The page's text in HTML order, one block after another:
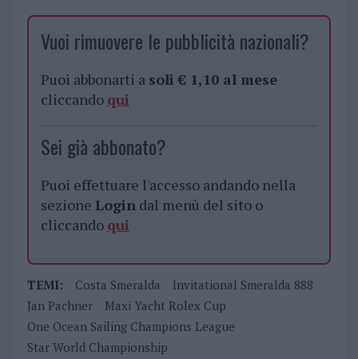
Vuoi rimuovere le pubblicità nazionali?
Puoi abbonarti a soli € 1,10 al mese
cliccando qui
Sei già abbonato?
Puoi effettuare l'accesso andando nella
sezione Logindal menù del sito o
cliccando qui
TEMI: Costa Smeralda
Invitational Smeralda 888
Jan Pachner
Maxi Yacht Rolex Cup
One Ocean Sailing Champions League
Star World Championship